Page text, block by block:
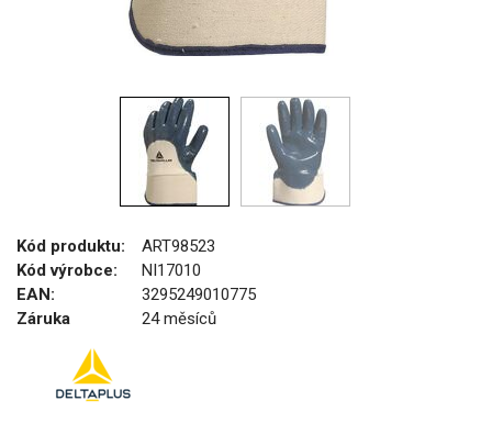
Kód produktu:
ART98523
Kód výrobce:
NI17010
EAN:
3295249010775
Záruka
24 měsíců